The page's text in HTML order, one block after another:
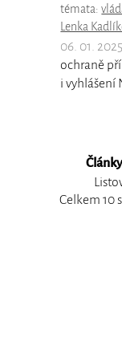
témata:
Lenka
06. 01. 2025
ochraně
i vyhlášení
Celkem 10